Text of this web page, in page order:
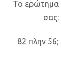
Το ερώτημα
σας:
82 πλην 56;